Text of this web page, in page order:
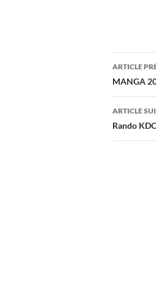
des
ARTICLE
MANGA
ARTICLE
Rando